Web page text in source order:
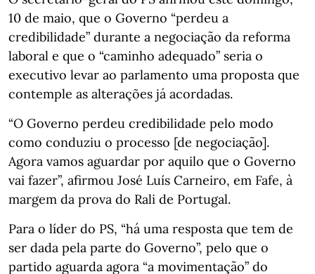
10 de maio, que o Governo “perdeu a
credibilidade” durante a negociação da reforma
laboral e que o “caminho adequado” seria o
executivo levar ao parlamento uma proposta que
contemple as alterações já acordadas.
“O Governo perdeu credibilidade pelo modo
como conduziu o processo [de negociação].
Agora vamos aguardar por aquilo que o Governo
vai fazer”, afirmou José Luís Carneiro, em Fafe, à
margem da prova do Rali de Portugal.
Para o líder do PS, “há uma resposta que tem de
ser dada pela parte do Governo”, pelo que o
partido aguarda agora “a movimentação” do